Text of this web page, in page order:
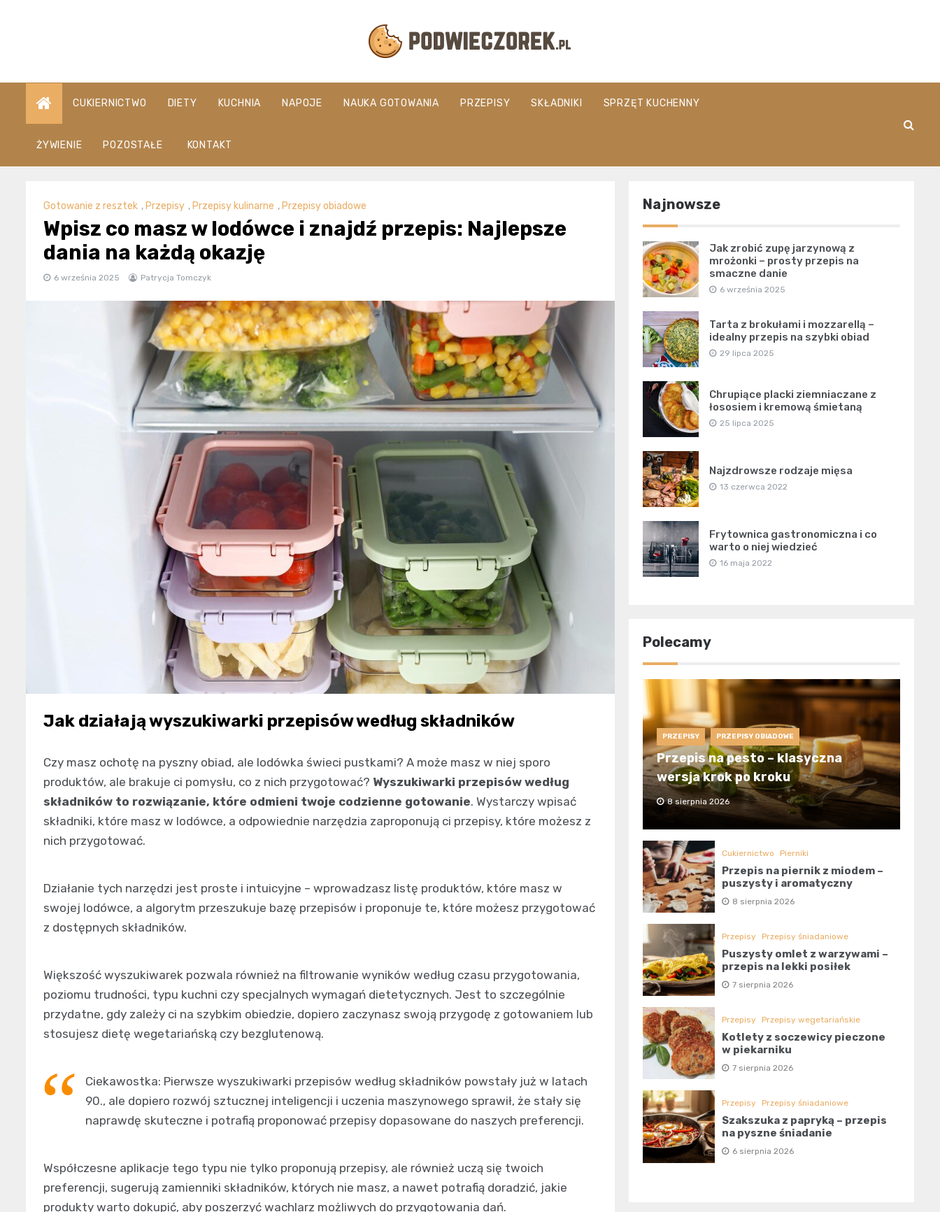
Podwieczorek.pl
CUKIERNICTWO DIETY KUCHNIA NAPOJE NAUKA GOTOWANIA PRZEPISY SKŁADNIKI SPRZĘT KUCHENNY
ŻYWIENIE POZOSTAŁE KONTAKT
Gotowanie z resztek , Przepisy , Przepisy kulinarne , Przepisy obiadowe
Wpisz co masz w lodówce i znajdź przepis: Najlepsze
dania na każdą okazję
6 września 2025 Patrycja Tomczyk
Jak działają wyszukiwarki przepisów według składników
Czy masz ochotę na pyszny obiad, ale lodówka świeci pustkami? A może masz w niej sporo
produktów, ale brakuje ci pomysłu, co z nich przygotować? Wyszukiwarki przepisów według
składników to rozwiązanie, które odmieni twoje codzienne gotowanie. Wystarczy wpisać
składniki, które masz w lodówce, a odpowiednie narzędzia zaproponują ci przepisy, które możesz z
nich przygotować.
Działanie tych narzędzi jest proste i intuicyjne – wprowadzasz listę produktów, które masz w
swojej lodówce, a algorytm przeszukuje bazę przepisów i proponuje te, które możesz przygotować
z dostępnych składników.
Większość wyszukiwarek pozwala również na filtrowanie wyników według czasu przygotowania,
poziomu trudności, typu kuchni czy specjalnych wymagań dietetycznych. Jest to szczególnie
przydatne, gdy zależy ci na szybkim obiedzie, dopiero zaczynasz swoją przygodę z gotowaniem lub
stosujesz dietę wegetariańską czy bezglutenową.
Ciekawostka: Pierwsze wyszukiwarki przepisów według składników powstały już w latach
90., ale dopiero rozwój sztucznej inteligencji i uczenia maszynowego sprawił, że stały się
naprawdę skuteczne i potrafią proponować przepisy dopasowane do naszych preferencji.
Współczesne aplikacje tego typu nie tylko proponują przepisy, ale również uczą się twoich
preferencji, sugerują zamienniki składników, których nie masz, a nawet potrafią doradzić, jakie
produkty warto dokupić, aby poszerzyć wachlarz możliwych do przygotowania dań.
Najnowsze
Jak zrobić zupę jarzynową z
mrożonki – prosty przepis na
smaczne danie
6 września 2025
Tarta z brokułami i mozzarellą –
idealny przepis na szybki obiad
29 lipca 2025
Chrupiące placki ziemniaczane z
łososiem i kremową śmietaną
25 lipca 2025
Najzdrowsze rodzaje mięsa
13 czerwca 2022
Frytownica gastronomiczna i co
warto o niej wiedzieć
16 maja 2022
Polecamy
PRZEPISY PRZEPISY OBIADOWE
Przepis na pesto – klasyczna
wersja krok po kroku
8 sierpnia 2026
Cukiernictwo Pierniki
Przepis na piernik z miodem –
puszysty i aromatyczny
8 sierpnia 2026
Przepisy Przepisy śniadaniowe
Puszysty omlet z warzywami –
przepis na lekki posiłek
7 sierpnia 2026
Przepisy Przepisy wegetariańskie
Kotlety z soczewicy pieczone
w piekarniku
7 sierpnia 2026
Przepisy Przepisy śniadaniowe
Szakszuka z papryką – przepis
na pyszne śniadanie
6 sierpnia 2026